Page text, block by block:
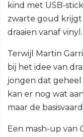
kind met USB-
zwarte goud
draaien vanaf vinyl.
Terwijl Martin
bij het idee van
jongen dat geheel
kan er nog wat
maar de
Een mash-up van